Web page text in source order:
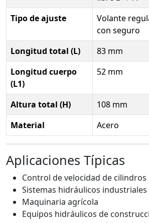
Tipo de ajuste
Volante
con seguro
Longitud total (L)
83 mm
Longitud cuerpo
(L1)
52 mm
Altura total (H)
108 mm
Material
Acero
Aplicaciones Típicas
Control de velocidad de
Sistemas hidráulicos industriales
Maquinaria agrícola
Equipos hidráulicos de